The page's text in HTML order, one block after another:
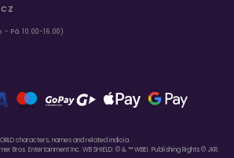
- Pá 10.00-16.00)
characters, names and related indicia
Bros. Entertainment Inc. WB SHIELD: © & ™ WBEI. Publishing Rights © JKR.